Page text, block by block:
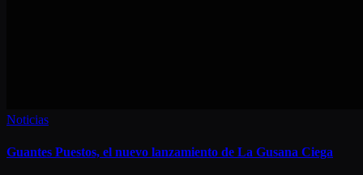
Noticias
Guantes Puestos, el nuevo lanzamiento de La Gusana Ciega